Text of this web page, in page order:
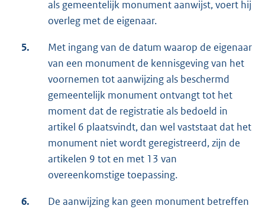
als gemeentelijk monument aanwijst, voert hij
overleg met de eigenaar.
5.
Met ingang van de datum waarop de eigenaar
van een monument de kennisgeving van het
voornemen tot aanwijzing als beschermd
gemeentelijk monument ontvangt tot het
moment dat de registratie als bedoeld in
artikel 6 plaatsvindt, dan wel vaststaat dat het
monument niet wordt geregistreerd, zijn de
artikelen 9 tot en met 13 van
overeenkomstige toepassing.
6.
De aanwijzing kan geen monument betreffen